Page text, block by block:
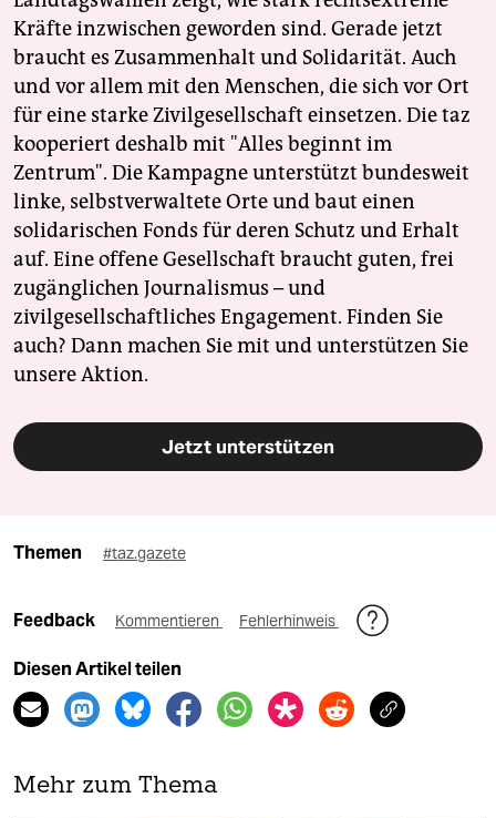
Kräfte inzwischen geworden sind. Gerade jetzt
braucht es Zusammenhalt und Solidarität. Auch
und vor allem mit den Menschen, die sich vor Ort
für eine starke Zivilgesellschaft einsetzen. Die taz
kooperiert deshalb mit "Alles beginnt im
Zentrum". Die Kampagne unterstützt bundesweit
linke, selbstverwaltete Orte und baut einen
solidarischen Fonds für deren Schutz und Erhalt
auf. Eine offene Gesellschaft braucht guten, frei
zugänglichen Journalismus – und
zivilgesellschaftliches Engagement. Finden Sie
auch? Dann machen Sie mit und unterstützen Sie
unsere Aktion.
Jetzt unterstützen
Themen #taz.gazete
Feedback Kommentieren Fehlerhinweis
Diesen Artikel teilen
Mehr zum Thema